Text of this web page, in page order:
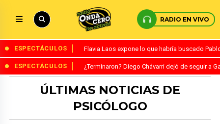
RADIO EN VIVO
ESPECTÁCULOS Flavia Laos expone lo que habría buscado
ESPECTÁCULOS ¿Terminaron? Diego Chávarri dejó de seguir a
ÚLTIMAS NOTICIAS DE
PSICÓLOGO